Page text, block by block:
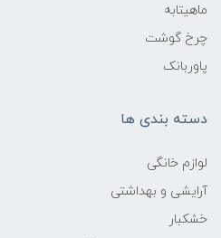
ماهیتابه
چرخ گوشت
پاوربانک
دسته بندی ها
لوازم خانگی
آرایشی و بهداشتی
خشکبار